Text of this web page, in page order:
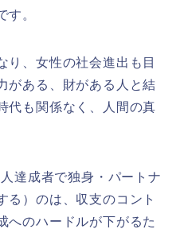
す。
り、女性の社会進出も目
がある、財がある人と結
代も関係なく、人間の真
達成者で独身・パートナ
る）のは、収支のコント
へのハードルが下がるた